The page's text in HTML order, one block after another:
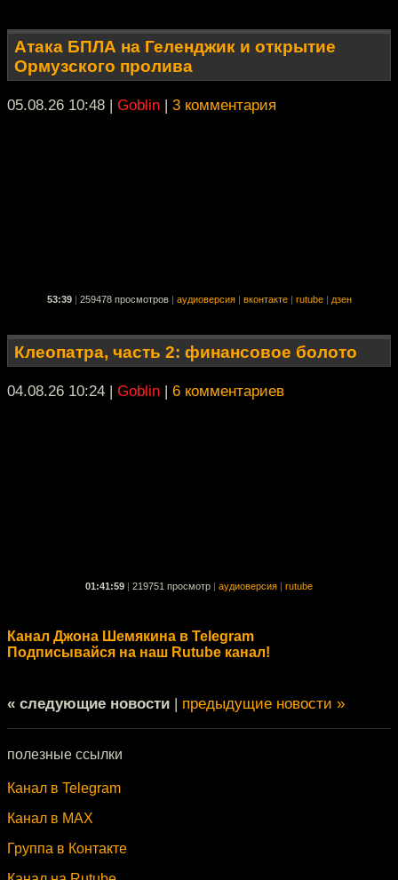
Атака БПЛА на Геленджик и открытие
Ормузского пролива
05.08.26 10:48 | Goblin | 3 комментария
53:39 259478 просмотров аудиоверсия вконтакте rutube дзен
Клеопатра, часть 2: финансовое болото
04.08.26 10:24 | Goblin | 6 комментариев
01:41:59 | 219751 просмотр | аудиоверсия | rutube
Канал Джона Шемякина в Telegram
Подписывайся на наш Rutube канал!
« следующие новости | предыдущие новости »
полезные ссылки
Канал в Telegram
Канал в MAX
Группа в Контакте